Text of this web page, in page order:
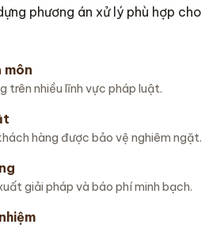
phương án xử lý phù hợp cho
môn
trên nhiều lĩnh vực pháp luật.
hàng được bảo vệ nghiêm ngặt.
giải pháp và báo phí minh bạch.